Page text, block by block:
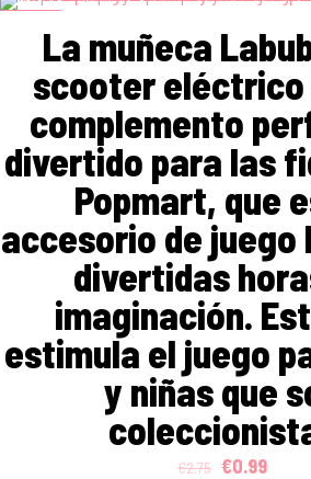
€31.20.
€10.10.
La muñeca
scooter eléctrico
complemento
divertido para las
Popmart, que
accesorio de juego
divertidas
imaginación.
estimula el juego
y niñas que
€2.75 Original
€0.99Current